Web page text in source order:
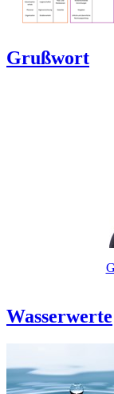
Grußwort
Wasserwerte